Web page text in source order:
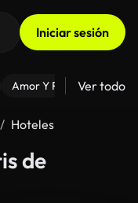
Iniciar sesión
Amor Y Relaciones
Ver todo
Hoteles
de